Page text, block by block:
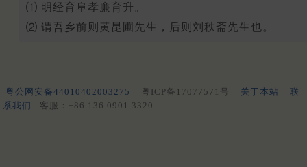
⑴ 明经育阜孝廉育升。
⑵ 谓吾乡前则黄昆圃先生，后则刘秩斋先生也。
粤公网安备44010402003275 粤ICP备17077571号 关于本站
联
系我们
客服：+86 136 0901 3320